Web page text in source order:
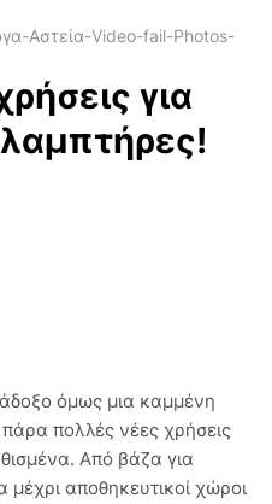
Αστεία-Video-fail-Photos-
για
όμως μια καμμένη
πολλές νέες χρήσεις
Από βάζα για
μέχρι αποθηκευτικοί χώροι